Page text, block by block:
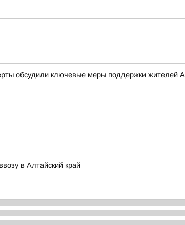
обсудили ключевые меры поддержки жителей
в Алтайский край